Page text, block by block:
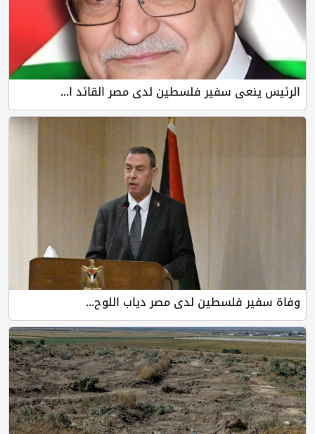
الرئيس ينعى سفير فلسطين لدى مصر القائد ا...
وفاة سفير فلسطين لدى مصر دياب اللوح...